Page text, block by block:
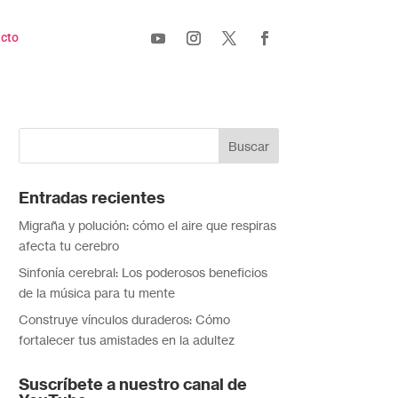
Entradas recientes
Migraña y polución: cómo el aire que respiras
afecta tu cerebro
Sinfonía cerebral: Los poderosos beneficios
de la música para tu mente
Construye vínculos duraderos: Cómo
fortalecer tus amistades en la adultez
Suscríbete a nuestro canal de